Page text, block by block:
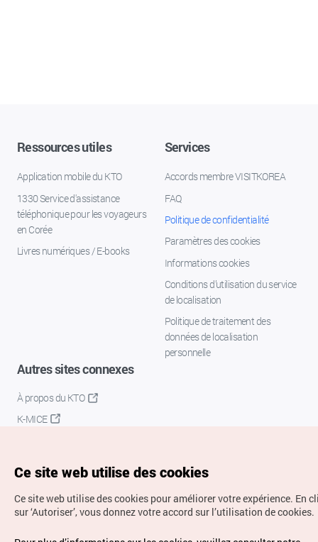
Ressources utiles
Application mobile du KTO
1330 Service d'assistance
téléphonique pour les voyageurs
en Corée
Livres numériques / E-books
Services
Accords membre VISITKOREA
FAQ
Politique de confidentialité
Paramètres des cookies
Informations cookies
Conditions d’utilisation du service
de localisation
Politique de traitement des
données de localisation
personnelle
Autres sites connexes
À propos du KTO
K-MICE
Droits d’auteur (c) Office National du Tourisme en Corée.
Ce site web utilise des cookies
Ce site web utilise des cookies pour améliorer votre expérience. En
sur ‘Autoriser’, vous donnez votre accord sur l’utilisation de cookies.